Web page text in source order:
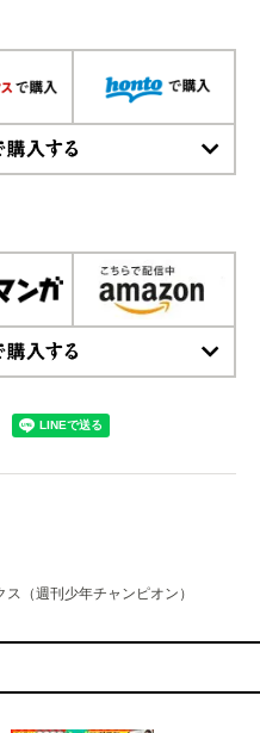
（週刊少年チャンピオン）